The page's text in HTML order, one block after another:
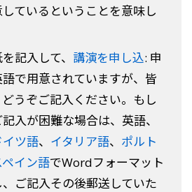
ているということを意味し
記入して、 講演を申し込: 申
で用意されていますが、皆
うぞご記入ください。もし
入が困難な場合は、英語、
イツ語、 イタリア語、 ポルト
ペイン語でWordフォーマット
ご記入その後郵送していた